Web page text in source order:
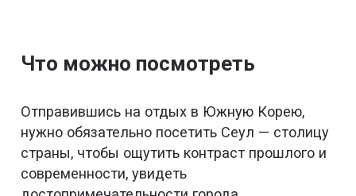
Что можно посмотреть
Отправившись на отдых в Южную Корею,
нужно обязательно посетить Сеул — столицу
страны, чтобы ощутить контраст прошлого и
современности, увидеть